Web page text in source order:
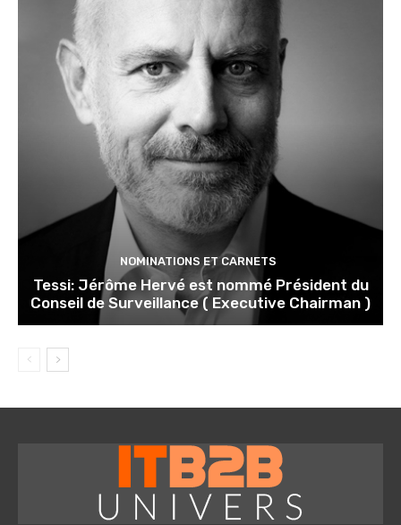
NOMINATIONS ET CARNETS
Tessi: Jérôme Hervé est nommé Président du
Conseil de Surveillance ( Executive Chairman )